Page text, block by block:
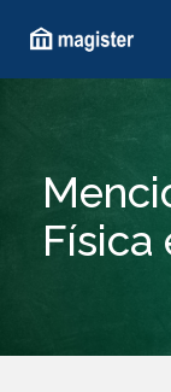
Física